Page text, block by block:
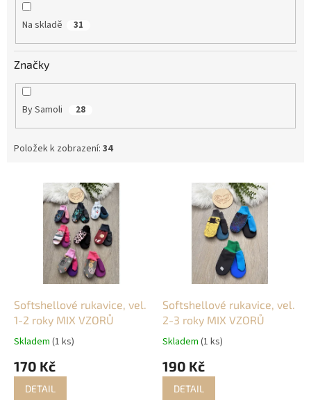
Na skladě 31
Značky
By Samoli 28
Položek k zobrazení: 34
Softshellové rukavice, vel.
1-2 roky MIX VZORŮ
Skladem (1 ks)
170 Kč
DETAIL
Softshellové rukavice, vel.
2-3 roky MIX VZORŮ
Skladem (1 ks)
190 Kč
DETAIL